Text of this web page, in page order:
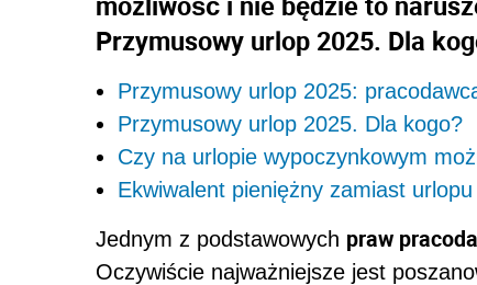
Przymusowy urlop 2025. Dla
Przymusowy urlop 2025:
Przymusowy urlop 2025. Dla kogo?
Czy na urlopie wypoczynkowym
Ekwiwalent pieniężny zamiast urlopu
Jednym z podstawowych praw
Oczywiście najważniejsze jest